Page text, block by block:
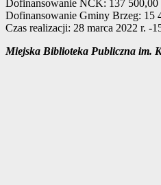
Dofinansowanie NCK: 137 500,00
Dofinansowanie Gminy Brzeg: 15
Czas realizacji: 28 marca 2022 r. -
Miejska Biblioteka Publiczna im.